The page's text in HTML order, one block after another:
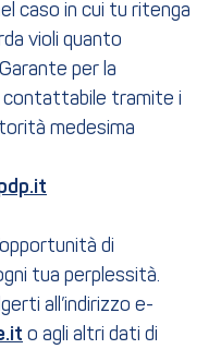
caso in cui tu ritenga
violi quanto
per la
contattabile tramite i
medesima
di
tua perplessità.
all’indirizzo e-
o agli altri dati di